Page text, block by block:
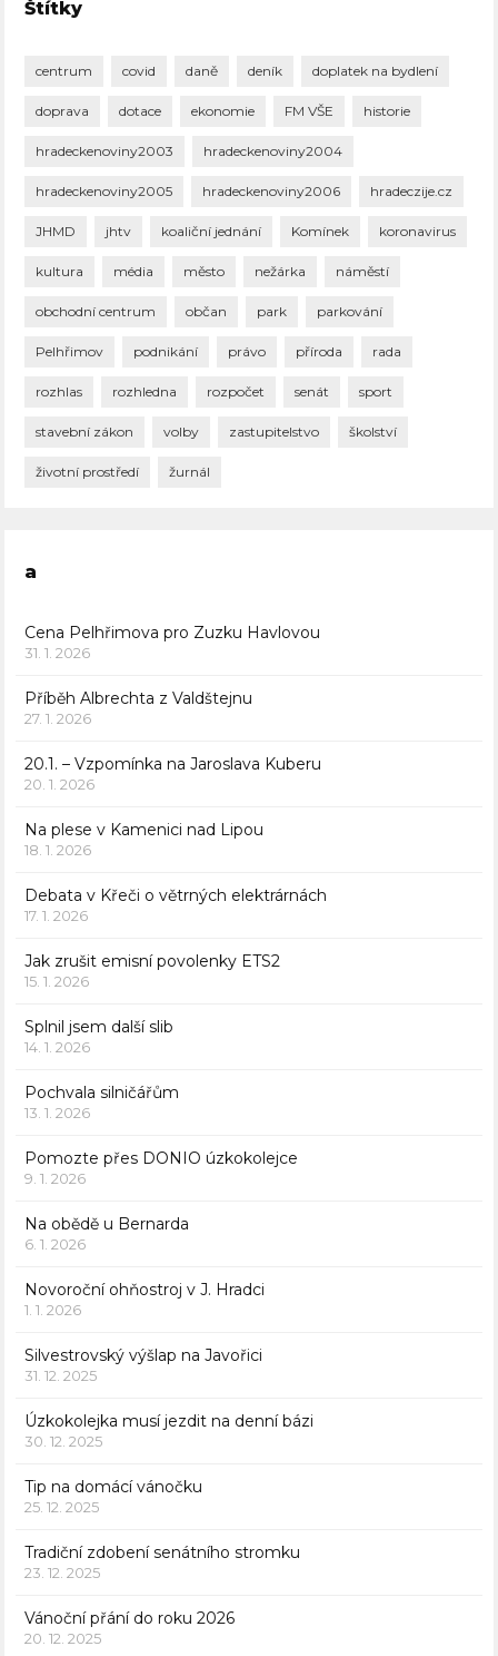
Štítky
centrum covid daně deník doplatek na bydlení
doprava dotace ekonomie FM VŠE historie
hradeckenoviny2003 hradeckenoviny2004
hradeckenoviny2005 hradeckenoviny2006 hradeczije.cz
JHMD jhtv koaliční jednání Komínek koronavirus
kultura média město nežárka náměstí
obchodní centrum občan park parkování
Pelhřimov podnikání právo příroda rada
rozhlas rozhledna rozpočet senát sport
stavební zákon volby zastupitelstvo školství
životní prostředí žurnál
a
Cena Pelhřimova pro Zuzku Havlovou
31. 1. 2026
Příběh Albrechta z Valdštejnu
27. 1. 2026
20.1. – Vzpomínka na Jaroslava Kuberu
20. 1. 2026
Na plese v Kamenici nad Lipou
18. 1. 2026
Debata v Křeči o větrných elektrárnách
17. 1. 2026
Jak zrušit emisní povolenky ETS2
15. 1. 2026
Splnil jsem další slib
14. 1. 2026
Pochvala silničářům
13. 1. 2026
Pomozte přes DONIO úzkokolejce
9. 1. 2026
Na obědě u Bernarda
6. 1. 2026
Novoroční ohňostroj v J. Hradci
1. 1. 2026
Silvestrovský výšlap na Javořici
31. 12. 2025
Úzkokolejka musí jezdit na denní bázi
30. 12. 2025
Tip na domácí vánočku
25. 12. 2025
Tradiční zdobení senátního stromku
23. 12. 2025
Vánoční přání do roku 2026
20. 12. 2025